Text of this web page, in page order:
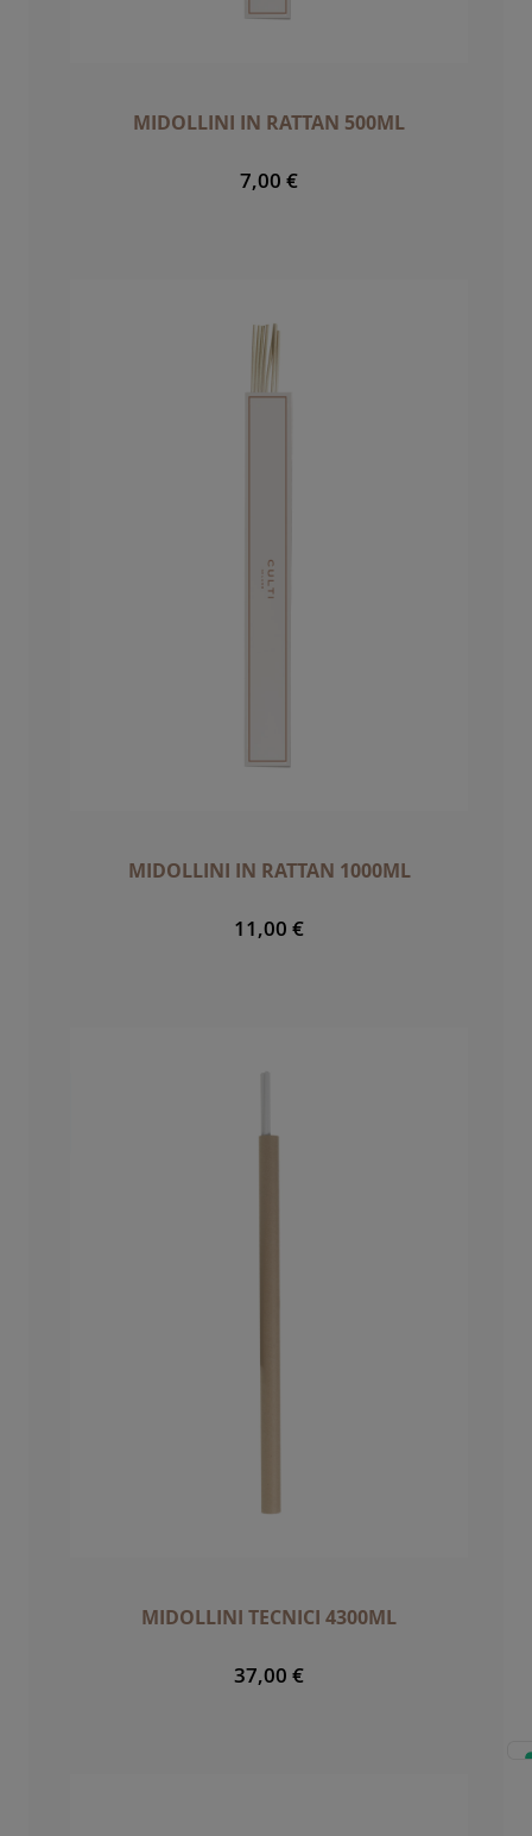
MIDOLLINI IN RATTAN 500ML
7,00 €
MIDOLLINI IN RATTAN 1000ML
11,00 €
MIDOLLINI TECNICI 4300ML
37,00 €